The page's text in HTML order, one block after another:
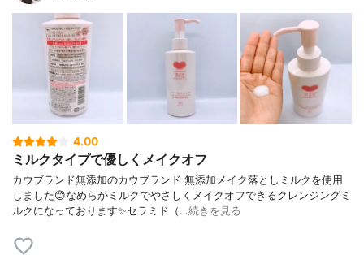
4.00
ミルクタイプで優しくメイクオフ
カウブランド無添加のカウブランド 無添加メイク落としミルクを使用
しました😊なめらかミルクでやさしくメイクオフできるクレンジングミ
ルクになっております✨セラミド（…続きを見る